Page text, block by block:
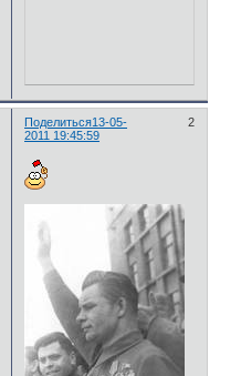
Поделиться 2
13-05-
2011 19:45:59